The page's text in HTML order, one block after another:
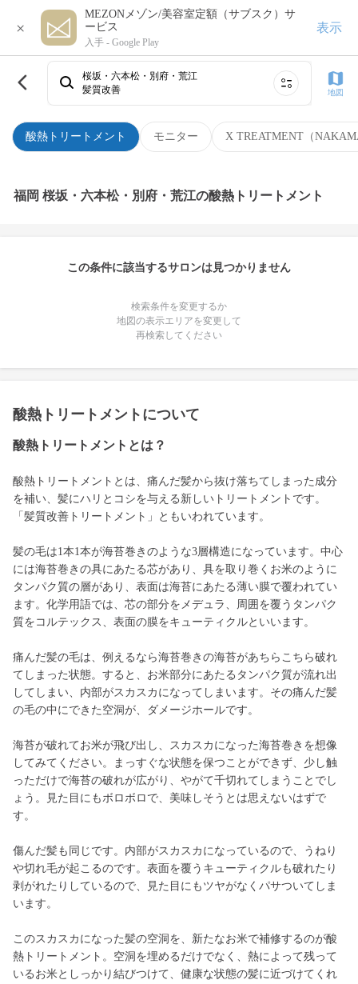
×
MEZONメゾン/美容室定額（サブスク）サ
ービス
入手 - Google Play
表示
酸熱トリートメント モニター X TREATMENT（
桜坂・六本松・別府・荒江
髪質改善
地図
福岡 桜坂・六本松・別府・荒江の酸熱トリートメント
この条件に該当するサロンは見つかりません
検索条件を変更するか
地図の表示エリアを変更して
再検索してください
酸熱トリートメントについて
酸熱トリートメントとは？
酸熱トリートメントとは、痛んだ髪から抜け落ちてしまった成分
を補い、髪にハリとコシを与える新しいトリートメントです。
「髪質改善トリートメント」ともいわれています。
髪の毛は1本1本が海苔巻きのような3層構造になっています。中心
には海苔巻きの具にあたる芯があり、具を取り巻くお米のように
タンパク質の層があり、表面は海苔にあたる薄い膜で覆われてい
ます。化学用語では、芯の部分をメデュラ、周囲を覆うタンパク
質をコルテックス、表面の膜をキューティクルといいます。
痛んだ髪の毛は、例えるなら海苔巻きの海苔があちらこちら破れ
てしまった状態。すると、お米部分にあたるタンパク質が流れ出
してしまい、内部がスカスカになってしまいます。その痛んだ髪
の毛の中にできた空洞が、ダメージホールです。
海苔が破れてお米が飛び出し、スカスカになった海苔巻きを想像
してみてください。まっすぐな状態を保つことができず、少し触
っただけで海苔の破れが広がり、やがて千切れてしまうことでし
ょう。見た目にもボロボロで、美味しそうとは思えないはずで
す。
傷んだ髪も同じです。内部がスカスカになっているので、うねり
や切れ毛が起こるのです。表面を覆うキューティクルも破れたり
剥がれたりしているので、見た目にもツヤがなくパサついてしま
います。
このスカスカになった髪の空洞を、新たなお米で補修するのが酸
熱トリートメント。空洞を埋めるだけでなく、熱によって残って
いるお米としっかり結びつけて、健康な状態の髪に近づけてくれ